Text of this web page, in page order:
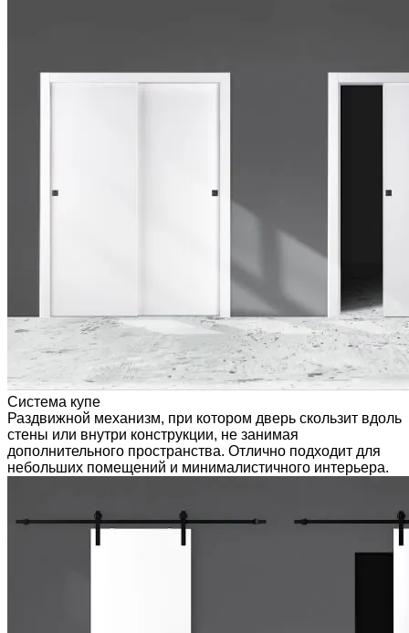
Система купе
Раздвижной механизм, при котором дверь скользит вдоль
стены или внутри конструкции, не занимая
дополнительного пространства. Отлично подходит для
небольших помещений и минималистичного интерьера.